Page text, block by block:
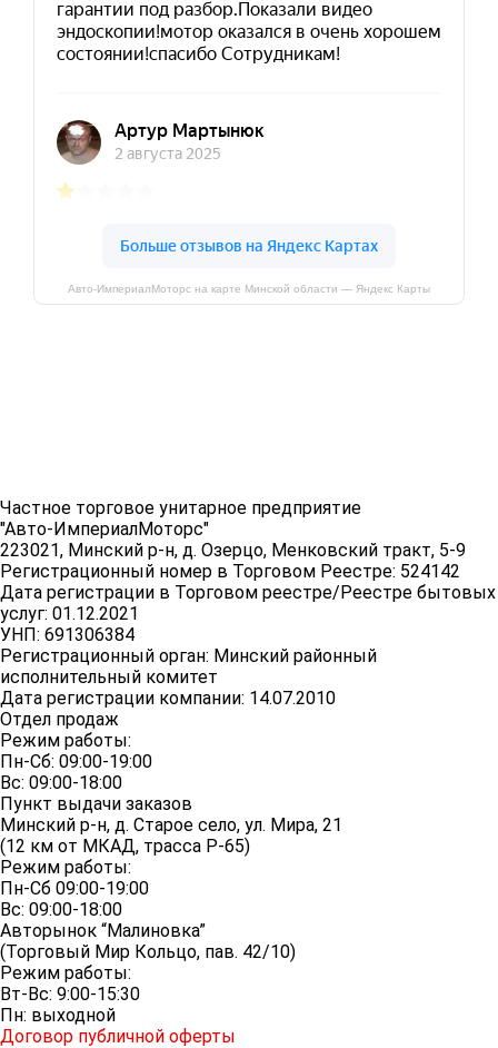
Авто-ИмпериалМоторс на карте Минской области — Яндекс Карты
Частное торговое унитарное предприятие
"Авто-ИмпериалМоторс"
223021, Минский р-н, д. Озерцо, Менковский тракт, 5-9
Регистрационный номер в Торговом Реестре: 524142
Дата регистрации в Торговом реестре/Реестре бытовых
услуг: 01.12.2021
УНП: 691306384
Регистрационный орган: Минский районный
исполнительный комитет
Дата регистрации компании: 14.07.2010
Отдел продаж
Режим работы:
Пн-Сб: 09:00-19:00
Вс: 09:00-18:00
Пункт выдачи заказов
Минский р-н, д. Старое село, ул. Мира, 21
(12 км от МКАД, трасса P-65)
Режим работы:
Пн-Сб 09:00-19:00
Вс: 09:00-18:00
Авторынок “Малиновка”
(Торговый Мир Кольцо, пав. 42/10)
Режим работы:
Вт-Вс: 9:00-15:30
Пн: выходной
Договор публичной оферты